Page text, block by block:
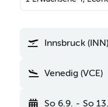
Innsbruck (INN)
Venedig (VCE)
So 6.9. - So